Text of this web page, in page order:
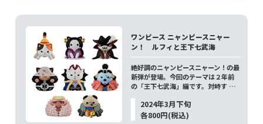
ワンピース ニャンピースニャー
ン！ ルフィと王下七武海
絶好調のニャンピースニャーン！の最
新弾が登場。今回のテーマは２年前
の「王下七武海」編です。対峙す …
2024年3月下旬
各800円(税込)